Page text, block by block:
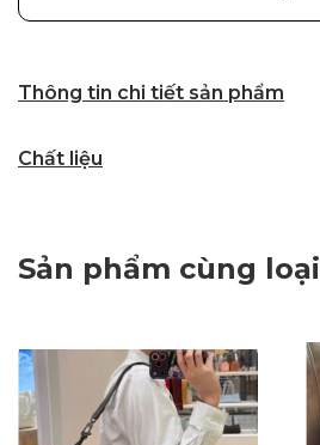
Thông tin chi tiết sản phẩm
Chất liệu
Sản phẩm cùng loại